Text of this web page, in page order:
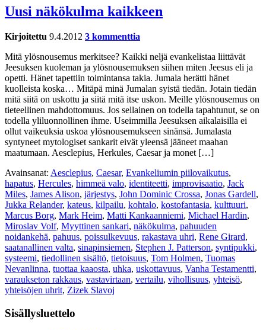
Uusi näkökulma kaikkeen
Kirjoitettu 9.4.2012 3 kommenttia
Mitä ylösnousemus merkitsee? Kaikki neljä evankelistaa liittävät
Jeesuksen kuoleman ja ylösnousemuksen siihen miten Jeesus eli ja
opetti. Hänet tapettiin toimintansa takia. Jumala herätti hänet
kuolleista koska… Mitäpä minä Jumalan syistä tiedän. Jotain tiedän
mitä siitä on uskottu ja siitä mitä itse uskon. Meille ylösnousemus on
tieteellinen mahdottomuus. Jos sellainen on todella tapahtunut, se on
todella yliluonnollinen ihme. Useimmilla Jeesuksen aikalaisilla ei
ollut vaikeuksia uskoa ylösnousemukseen sinänsä. Jumalasta
syntyneet mytologiset sankarit eivät yleensä jääneet maahan
maatumaan. Aesclepius, Herkules, Caesar ja monet […]
Avainsanat: Aesclepius, Caesar, Evankeliumin piilovaikutus,
hapatus, Hercules, himmeä valo, identiteetti, improvisaatio, Jack
Miles, James Alison, järjestys, John Dominic Crossa, Jonas Gardell,
Jukka Relander, kateus, kilpailu, kohtalo, kostofantasia, kulttuuri,
Marcus Borg, Mark Heim, Matti Kankaanniemi, Michael Hardin,
Miroslav Volf, Myyttinen sankari, näkökulma, pahuuden
noidankehä, pahuus, poissulkevuus, rakastava uhri, Rene Girard,
saatanallinen valta, sinapinsiemen, Stephen J. Patterson, syntipukki,
systeemi, tiedollinen sisältö, tietoisuus, Tom Holmen, Tuomas
Nevanlinna, tuottaa kaaosta, uhka, uskottavuus, Vanha Testamentti,
varaukseton rakkaus, vastavirtaan, vertailu, vihollisuus, yhteisö,
yhteisöjen uhrit, Zizek Slavoj
Sisällysluettelo